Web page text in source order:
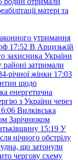
матері та
утримання
17:52 В Арцизькій
захисника України
районі затримали
річної жінки 17:03
щодо
енергетична
з України через
Вилківська
Зарічнюком
15:19 У
нічного обстрілу
що затонули
чергову схему